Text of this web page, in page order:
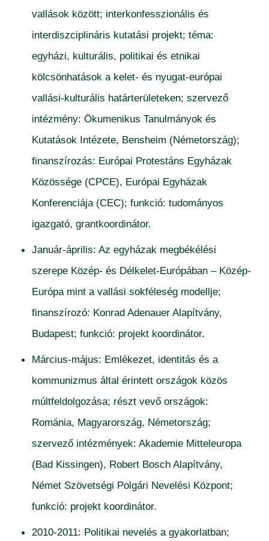
vallások között; interkonfesszionális és
interdiszciplináris kutatási projekt; téma:
egyházi, kulturális, politikai és etnikai
kölcsönhatások a kelet- és nyugat-európai
vallási-kulturális határterületeken; szervező
intézmény: Ökumenikus Tanulmányok és
Kutatások Intézete, Bensheim (Németország);
finanszírozás: Európai Protestáns Egyházak
Közössége (CPCE), Európai Egyházak
Konferenciája (CEC); funkció: tudományos
igazgató, grantkoordinátor.
Január-április: Az egyházak megbékélési
szerepe Közép- és Délkelet-Európában – Közép-
Európa mint a vallási sokféleség modellje;
finanszírozó: Konrad Adenauer Alapítvány,
Budapest; funkció: projekt koordinátor.
Március-május: Emlékezet, identitás és a
kommunizmus által érintett országok közös
múltfeldolgozása; részt vevő országok:
Románia, Magyarország, Németország;
szervező intézmények: Akademie Mitteleuropa
(Bad Kissingen), Robert Bosch Alapítvány,
Német Szövetségi Polgári Nevelési Központ;
funkció: projekt koordinátor.
2010-2011: Politikai nevelés a gyakorlatban;